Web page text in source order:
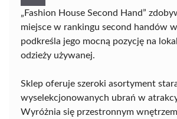
„Fashion House Second Hand”
miejsce w rankingu second handów
podkreśla jego mocną pozycję na
odzieży używanej.
Sklep oferuje szeroki asortyment
wyselekcjonowanych ubrań w
Wyróżnia się przestronnym